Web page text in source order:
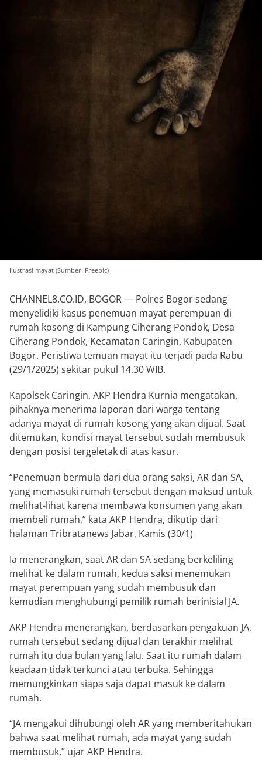
Ilustrasi mayat (Sumber: Freepic)
CHANNEL8.CO.ID, BOGOR — Polres Bogor sedang
menyelidiki kasus penemuan mayat perempuan di
rumah kosong di Kampung Ciherang Pondok, Desa
Ciherang Pondok, Kecamatan Caringin, Kabupaten
Bogor. Peristiwa temuan mayat itu terjadi pada Rabu
(29/1/2025) sekitar pukul 14.30 WIB.
Kapolsek Caringin, AKP Hendra Kurnia mengatakan,
pihaknya menerima laporan dari warga tentang
adanya mayat di rumah kosong yang akan dijual. Saat
ditemukan, kondisi mayat tersebut sudah membusuk
dengan posisi tergeletak di atas kasur.
“Penemuan bermula dari dua orang saksi, AR dan SA,
yang memasuki rumah tersebut dengan maksud untuk
melihat-lihat karena membawa konsumen yang akan
membeli rumah,” kata AKP Hendra, dikutip dari
halaman Tribratanews Jabar, Kamis (30/1)
Ia menerangkan, saat AR dan SA sedang berkeliling
melihat ke dalam rumah, kedua saksi menemukan
mayat perempuan yang sudah membusuk dan
kemudian menghubungi pemilik rumah berinisial JA.
AKP Hendra menerangkan, berdasarkan pengakuan JA,
rumah tersebut sedang dijual dan terakhir melihat
rumah itu dua bulan yang lalu. Saat itu rumah dalam
keadaan tidak terkunci atau terbuka. Sehingga
memungkinkan siapa saja dapat masuk ke dalam
rumah.
“JA mengakui dihubungi oleh AR yang memberitahukan
bahwa saat melihat rumah, ada mayat yang sudah
membusuk,” ujar AKP Hendra.